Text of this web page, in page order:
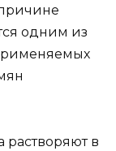
одним из
растворяют в